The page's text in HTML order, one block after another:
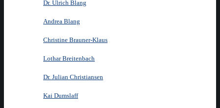
Dr. Ulrich Blang
Andrea Blang
Christine Brauner-Klaus
Lothar Breitenbach
Dr. Julian Christiansen
Kai Dumslaff